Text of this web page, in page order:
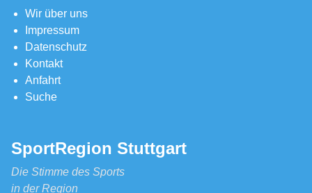
Wir über uns
Impressum
Datenschutz
Kontakt
Anfahrt
Suche
SportRegion Stuttgart
Die Stimme des Sports
in der Region